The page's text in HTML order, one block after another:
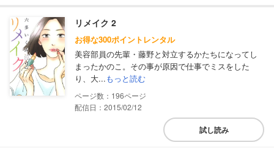
リメイク 2
お得な300ポイントレンタル
美容部員の先輩・藤野と対立するかたちになってし
まったかのこ。その事が原因で仕事でミスをした
り、大...もっと読む
196
配信日：2015/02/12
試し読み